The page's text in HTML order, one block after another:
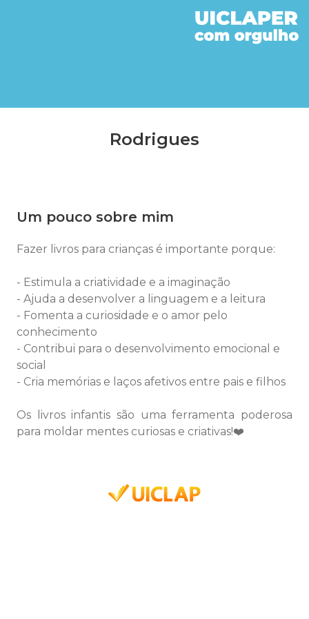
Rodrigues
Um pouco sobre mim
Fazer livros para crianças é importante porque:
- Estimula a criatividade e a imaginação
- Ajuda a desenvolver a linguagem e a leitura
- Fomenta a curiosidade e o amor pelo
conhecimento
- Contribui para o desenvolvimento emocional e
social
- Cria memórias e laços afetivos entre pais e filhos
Os livros infantis são uma ferramenta poderosa
para moldar mentes curiosas e criativas!❤️